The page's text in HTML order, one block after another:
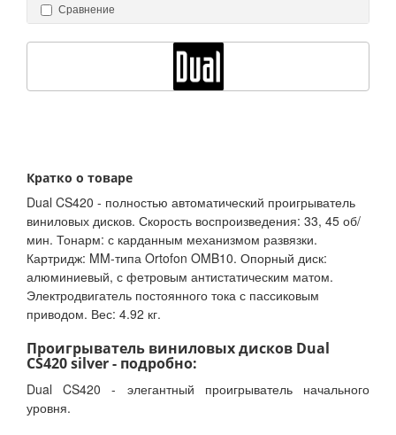
Сравнение
Кратко о товаре
Dual CS420 - полностью автоматический проигрыватель
виниловых дисков. Скорость воспроизведения: 33, 45 об/
мин. Тонарм: с карданным механизмом развязки.
Картридж: MM-типа Ortofon OMB10. Опорный диск:
алюминиевый, с фетровым антистатическим матом.
Электродвигатель постоянного тока с пассиковым
приводом. Вес: 4.92 кг.
Проигрыватель виниловых дисков Dual
CS420 silver - подробно:
Dual CS420 - элегантный проигрыватель начального
уровня.